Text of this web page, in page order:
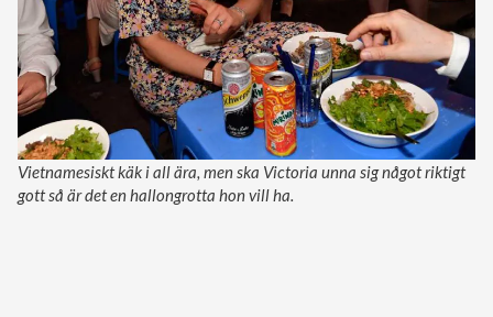
Vietnamesiskt käk i all ära, men ska Victoria unna sig något riktigt
gott så är det en hallongrotta hon vill ha.